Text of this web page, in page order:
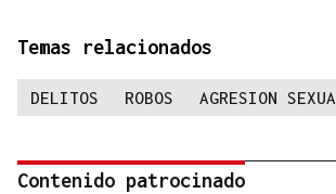
Temas relacionados
DELITOS ROBOS AGRESION
Contenido patrocinado